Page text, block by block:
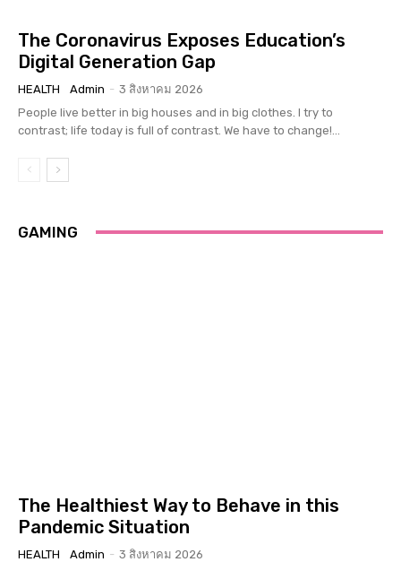
The Coronavirus Exposes Education’s
Digital Generation Gap
HEALTH Admin - 3 สิงหาคม 2026
People live better in big houses and in big clothes. I try to
contrast; life today is full of contrast. We have to change!...
GAMING
The Healthiest Way to Behave in this
Pandemic Situation
HEALTH Admin - 3 สิงหาคม 2026